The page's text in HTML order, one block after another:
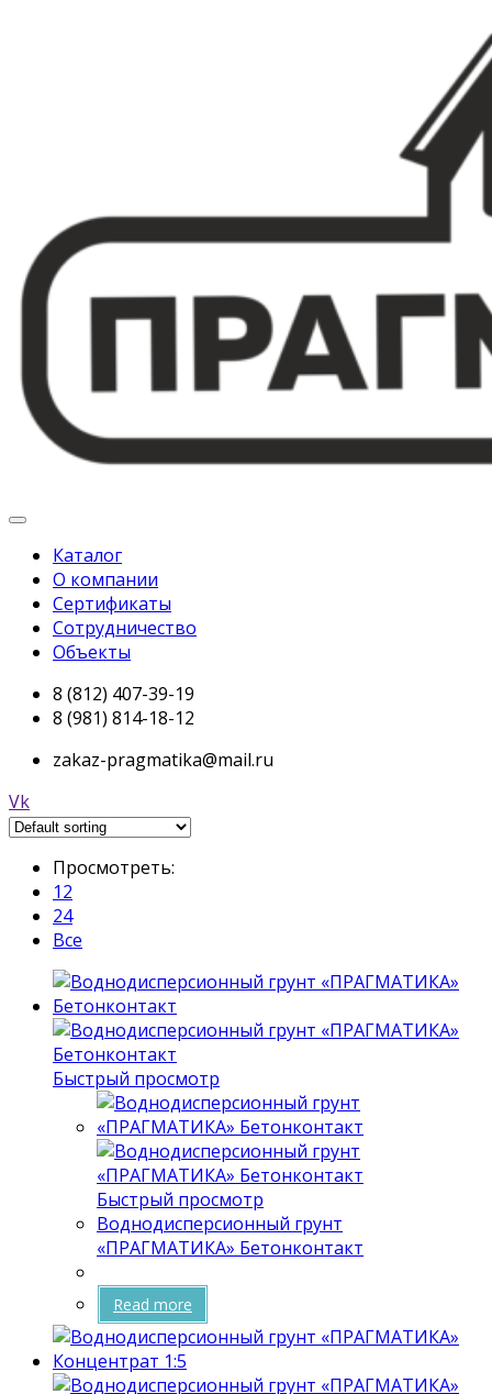
Каталог
О компании
Сертификаты
Сотрудничество
Объекты
8 (812) 407-39-19
8 (981) 814-18-12
zakaz-pragmatika@mail.ru
Vk
Просмотреть:
12
24
Все
Быстрый просмотр
Быстрый просмотр
Воднодисперсионный грунт
«ПРАГМАТИКА» Бетонконтакт
Read more